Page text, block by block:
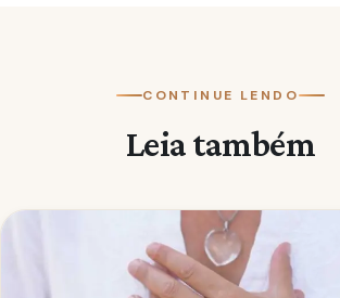
CONTINUE LENDO
Leia também